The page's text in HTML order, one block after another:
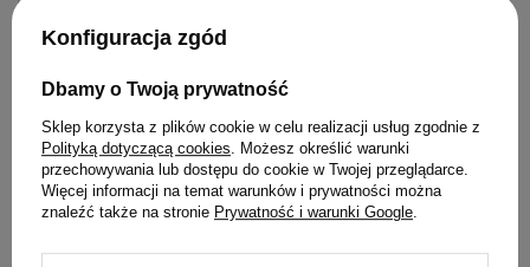
PROMOCJA BESTSELLER
Woda lamelarna Mila IQ Care Lamellar
Water do włosów - intensywny połysk i
gładkość 250 ml
47,99 zł / szt.
(19,20 zł / 100ml)
47.99pktpunktów
Najniższa cena produktu w okresie 30 dni przed
140,00 zł
(103,70 zł / 100ml)
140
Najniższa cena
Konfiguracja zgód
Dbamy o Twoją prywatność
Sklep korzysta z plików cookie w celu realizacji usług zgodnie z
Polityką dotyczącą cookies . Możesz określić warunki
przechowywania lub dostępu do cookie w Twojej przeglądarce.
Więcej informacji na temat warunków i prywatności można
znaleźć także na stronie Prywatność i warunki Google